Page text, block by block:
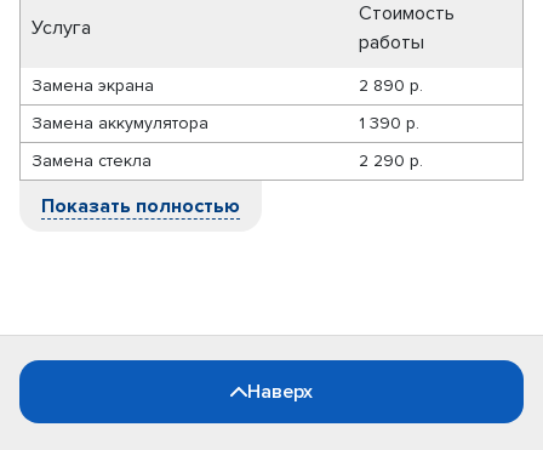
Услуга
Стоимость
работы
Замена экрана
2 890 р.
Замена аккумулятора
1 390 р.
Замена стекла
2 290 р.
Показать полностью
Наверх